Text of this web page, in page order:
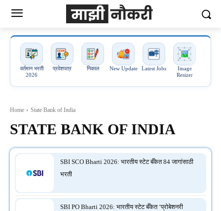
वर्तमान भरती
2026
प्रवेशपत्र निकाल New Update Latest Jobs
Image
Resizer
Home State Bank of India
STATE BANK OF INDIA
SBI SCO Bharti 2026: भारतीय स्टेट बँकेत 84 जागांसाठी
भरती
SBI PO Bharti 2026: भारतीय स्टेट बँकेत ‘प्रोबेशनरी